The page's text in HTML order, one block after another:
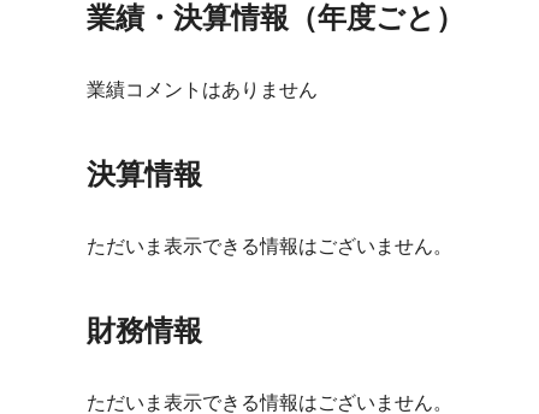
業績・決算情報（年度ごと）
業績コメントはありません
決算情報
ただいま表示できる情報はございません。
財務情報
ただいま表示できる情報はございません。